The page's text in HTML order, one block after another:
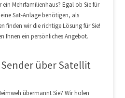
ein Mehrfamilienhaus? Egal ob Sie für
Sat-Anlage benötigen, als
finden wir die richtige Lösung für Sie!
Ihnen ein persönliches Angebot.
über Satellit
übermannt Sie? Wir holen